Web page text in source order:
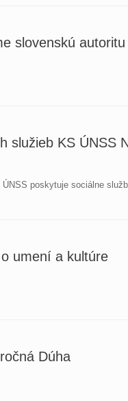
slovenskú
služieb KS ÚNSS
ÚNSS poskytuje sociálne
umení a kultúre
Dúha